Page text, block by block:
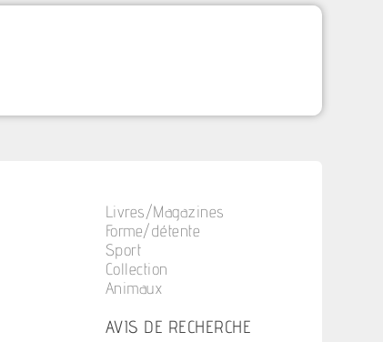
Livres/Magazines
Forme/détente
Sport
Collection
Animaux
AVIS DE RECHERCHE